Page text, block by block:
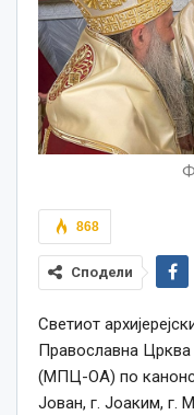
868
Сподели
Светиот
Православна Црква
(МПЦ-ОА) по
Јован, г. Јоаким, г.